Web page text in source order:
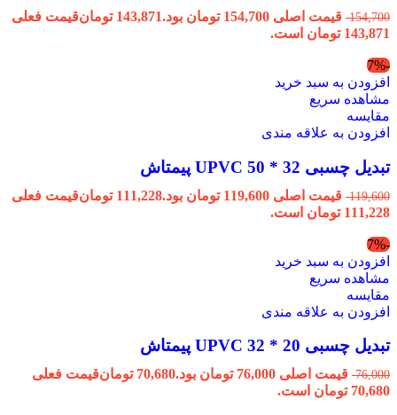
154,700 قیمت اصلی 154,700 تومان بود. 143,871 تومانقیمت فعلی
143,871 تومان است.
-7%
افزودن به سبد خرید
مشاهده سریع
مقایسه
افزودن به علاقه مندی
تبدیل چسبی 32 * 50 UPVC پیمتاش
119,600 قیمت اصلی 119,600 تومان بود. 111,228 تومانقیمت فعلی
111,228 تومان است.
-7%
افزودن به سبد خرید
مشاهده سریع
مقایسه
افزودن به علاقه مندی
تبدیل چسبی 20 * 32 UPVC پیمتاش
76,000 قیمت اصلی 76,000 تومان بود. 70,680 تومانقیمت فعلی
70,680 تومان است.